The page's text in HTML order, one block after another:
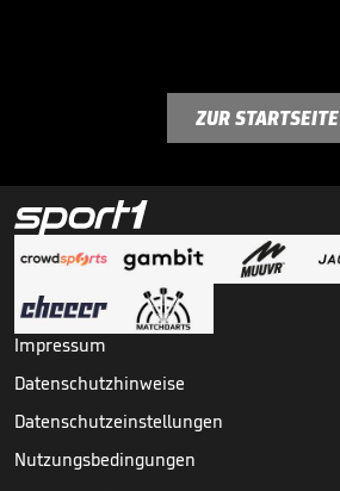
ZUR STARTSEITE
Impressum
Datenschutzhinweise
Datenschutzeinstellungen
Nutzungsbedingungen